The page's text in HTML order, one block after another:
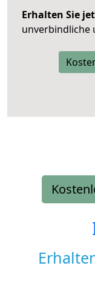
Erhalten Sie
unverbindliche